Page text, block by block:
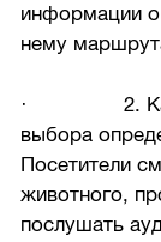
информации
нему
· 2.
выбора
Посетители
животного,
послушать